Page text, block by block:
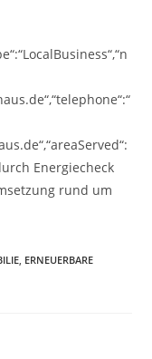
Energiecheck
rund um
, ERNEUERBARE